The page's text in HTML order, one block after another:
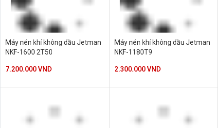
Máy nén khí không dầu Jetman
NKF-1600 2T50
7.200.000 VND
Máy nén khí không dầu Jetman
NKF-1180T9
2.300.000 VND